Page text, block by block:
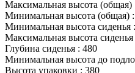
Максимальная высота (общая)
Минимальная высота (общая) :
Минимальная высота сиденья :
Максимальная высота сиденья
Глубина сиденья : 480
Минимальная высота до
Высота упаковки : 380